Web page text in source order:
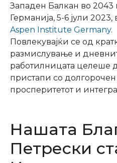
Западен Балкан во 2043
Германија, 5-6 јули
Aspen Institute Germany.
Повлекувајќи се од
размислување и
работилницата целеше
пристапи со
просперитетот и
Нашата
Петрески